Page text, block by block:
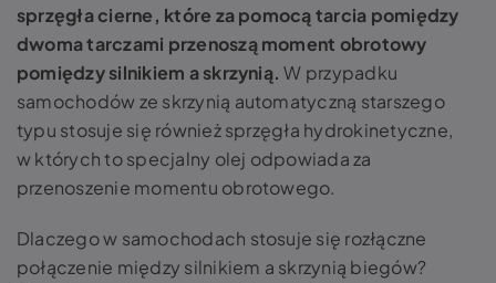
sprzęgła cierne, które za pomocą tarcia pomiędzy
dwoma tarczami przenoszą moment obrotowy
pomiędzy silnikiem a skrzynią. W przypadku
samochodów ze skrzynią automatyczną starszego
typu stosuje się również sprzęgła hydrokinetyczne,
w których to specjalny olej odpowiada za
przenoszenie momentu obrotowego.
Dlaczego w samochodach stosuje się rozłączne
połączenie między silnikiem a skrzynią biegów?